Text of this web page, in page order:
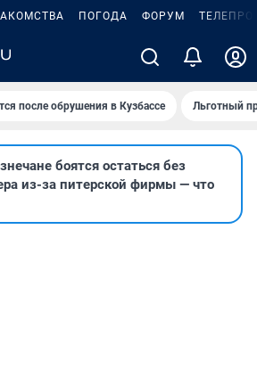
ПОГОДА ФОРУМ
после обрушения в Кузбассе Льготный
боятся остаться без
из-за питерской фирмы — что